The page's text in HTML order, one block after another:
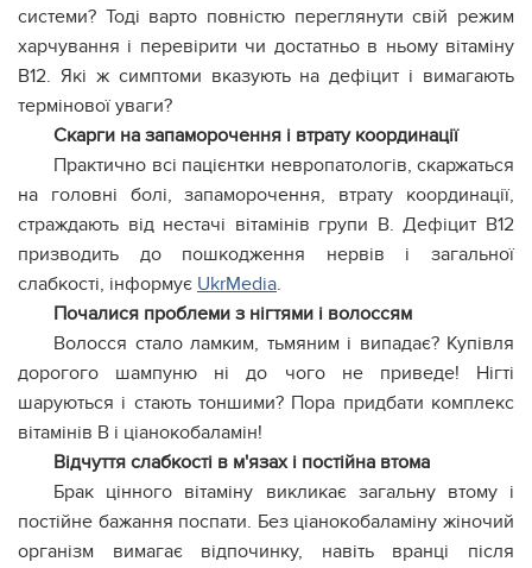
системи? Тоді варто повністю переглянути свій режим
харчування і перевірити чи достатньо в ньому вітаміну
В12. Які ж симптоми вказують на дефіцит і вимагають
термінової уваги?
Скарги на запаморочення і втрату координації
Практично всі пацієнтки невропатологів, скаржаться
на головні болі, запаморочення, втрату координації,
страждають від нестачі вітамінів групи В. Дефіцит В12
призводить до пошкодження нервів і загальної
слабкості, інформує UkrMedia.
Почалися проблеми з нігтями і волоссям
Волосся стало ламким, тьмяним і випадає? Купівля
дорогого шампуню ні до чого не приведе! Нігті
шаруються і стають тоншими? Пора придбати комплекс
вітамінів В і ціанокобаламін!
Відчуття слабкості в м'язах і постійна втома
Брак цінного вітаміну викликає загальну втому і
постійне бажання поспати. Без ціанокобаламіну жіночий
організм вимагає відпочинку, навіть вранці після